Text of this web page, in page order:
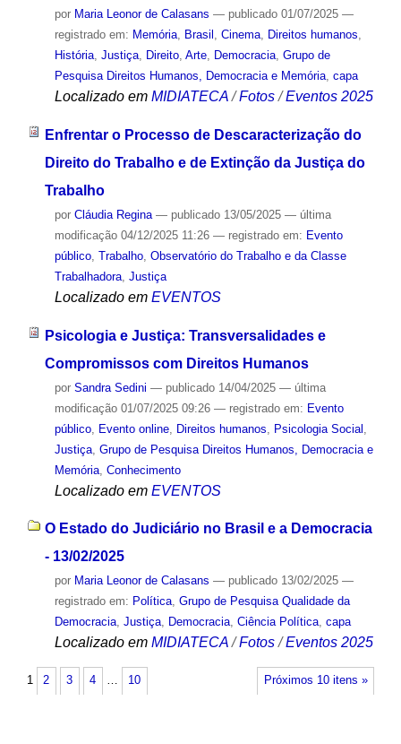
por Maria Leonor de Calasans — publicado01/07/2025 —
registrado em: Memória, Brasil , Cinema, Direitos humanos,
História, Justiça, Direito, Arte, Democracia, Grupo de
Pesquisa Direitos Humanos, Democracia e Memória, capa
Localizado em MIDIATECA /Fotos /Eventos 2025
Enfrentar o Processo de Descaracterização do
Direito do Trabalho e de Extinção da Justiça do
Trabalho
por Cláudia Regina — publicado13/05/2025 — última
modificação04/12/2025 11:26 — registrado em: Evento
público, Trabalho, Observatório do Trabalho e da Classe
Trabalhadora, Justiça
Localizado em EVENTOS
Psicologia e Justiça: Transversalidades e
Compromissos com Direitos Humanos
por Sandra Sedini — publicado14/04/2025 — última
modificação01/07/2025 09:26 — registrado em: Evento
público, Evento online, Direitos humanos Psicologia Social
Justiça, Grupo de Pesquisa Direitos Humanos, Democracia e
Memória, Conhecimento
Localizado em EVENTOS
O Estado do Judiciário no Brasil e a Democracia
- 13/02/2025
por Maria Leonor de Calasans — publicado13/02/2025 —
registrado em: Política, Grupo de Pesquisa Qualidade da
Democracia, Justiça, Democracia, Ciência Política, capa
Localizado em MIDIATECA /Fotos /Eventos 2025
Próximos 10 itens »
1 2 3 4 … 10